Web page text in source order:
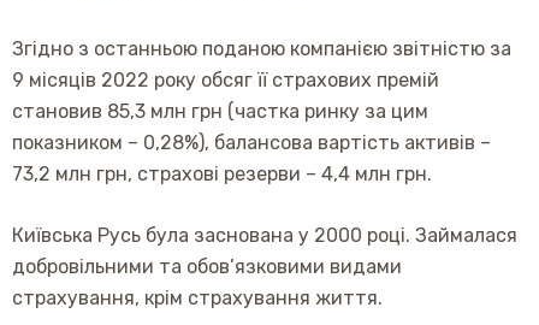
Згідно з останньою поданою компанією звітністю за
9 місяців 2022 року обсяг її страхових премій
становив 85,3 млн грн (частка ринку за цим
показником – 0,28%), балансова вартість активів –
73,2 млн грн, страхові резерви – 4,4 млн грн.
Київська Русь була заснована у 2000 році. Займалася
добровільними та обов’язковими видами
страхування, крім страхування життя.